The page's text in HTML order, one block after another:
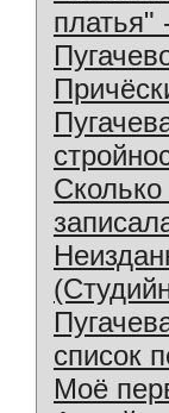
платья"
список
Моё